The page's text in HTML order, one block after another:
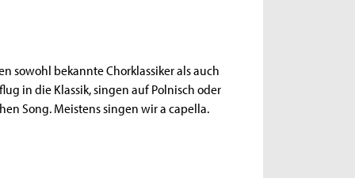
sowohl bekannte Chorklassiker als auch
in die Klassik, singen auf Polnisch oder
Song. Meistens singen wir a capella.